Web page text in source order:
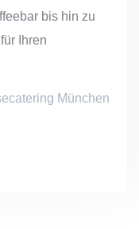
bis hin zu
Ihren
München